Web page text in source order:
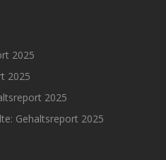
2025
2025
2025
Gehaltsreport 2025